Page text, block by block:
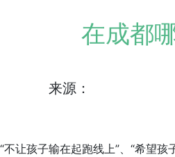
在成都
来源：
“不让孩子输在起跑线上”、“希望